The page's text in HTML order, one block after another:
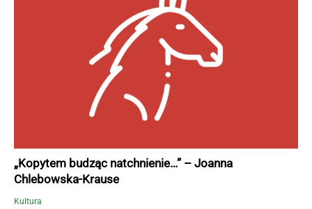
Kultura
„Kopytem budząc natchnienie…” – Joanna
Chlebowska-Krause